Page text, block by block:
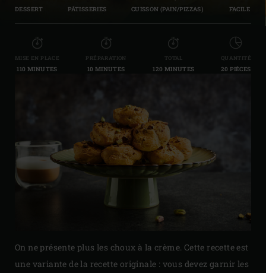
DESSERT PÂTISSERIES CUISSON (PAIN/PIZZAS) FACILE
MISE EN PLACE
110 MINUTES
PRÉPARATION
10 MINUTES
TOTAL
120 MINUTES
QUANTITÉ
20 PIÈCES
On ne présente plus les choux à la crème. Cette recette est
une variante de la recette originale : vous devez garnir les